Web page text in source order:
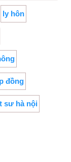
ly hôn
đồng
sư hà nội